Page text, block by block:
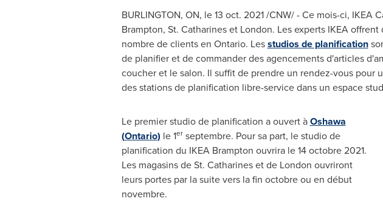
BURLINGTON, ON, le13 oct. 2021/CNW/ - Ce mois-ci, IKEA
Brampton, St. Catharines et London. Les experts IKEA
nombre de clients en Ontario. Lesstudios de planification
de planifier et de commander des agencements d'articles
coucher et le salon. Il suffit de prendre un rendez-vous
des stations de planification libre-service dans un espace
Le premier studio de planification a ouvert àOshawa
(Ontario) le 1erseptembre. Pour sa part, le studio de
planification du IKEA Brampton ouvrira le 14 octobre 2021.
Les magasins de St. Catharines et de London ouvriront
leurs portes par la suite vers la fin octobre ou en début
novembre.